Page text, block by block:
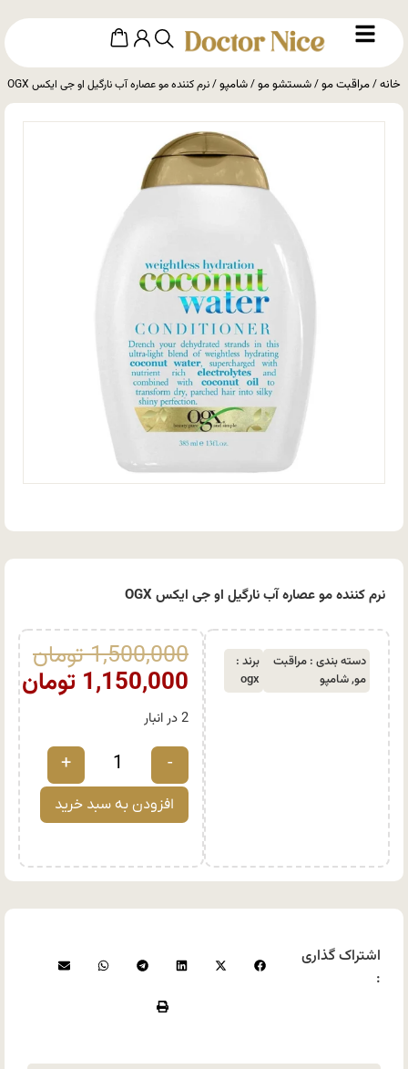
خانه/مراقبت مو/شستشو مو/شامپو/ نرم کننده مو عصاره آب نارگیل او جی ایکس OGX
نرم کننده مو عصاره آب نارگیل او جی ایکس OGX
دسته بندی : مراقبت
مو,شامپو
برند :
ogx
1,500,000تومان
1,150,000 تومان
2 در انبار
-
+
افزودن به سبد خرید
اشتراک گذاری
: